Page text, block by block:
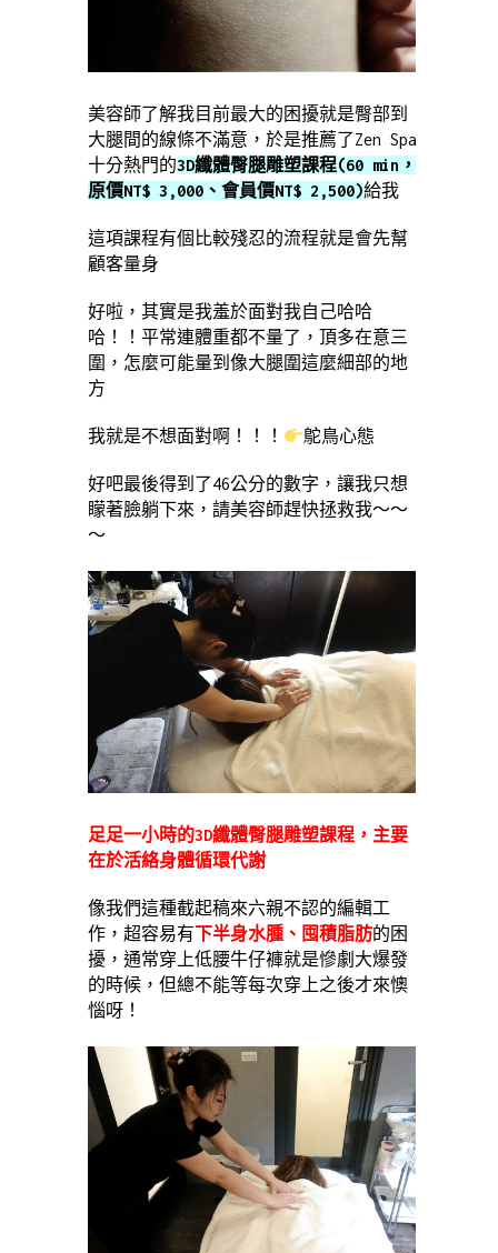
美容師了解我目前最大的困擾就是臀部到
大腿間的線條不滿意，於是推薦了Zen Spa
十分熱門的3D纖體臀腿雕塑課程(60 min，
原價NT$ 3,000、會員價NT$ 2,500)給我
這項課程有個比較殘忍的流程就是會先幫
顧客量身
好啦，其實是我羞於面對我自己哈哈
哈！！平常連體重都不量了，頂多在意三
圍，怎麼可能量到像大腿圍這麼細部的地
方
我就是不想面對啊！！！ 鴕鳥心態
好吧最後得到了46公分的數字，讓我只想
矇著臉躺下來，請美容師趕快拯救我～～
～
足足一小時的3D纖體臀腿雕塑課程，主要
在於活絡身體循環代謝
像我們這種截起稿來六親不認的編輯工
作，超容易有下半身水腫、囤積脂肪的困
擾，通常穿上低腰牛仔褲就是慘劇大爆發
的時候，但總不能等每次穿上之後才來懊
惱呀！